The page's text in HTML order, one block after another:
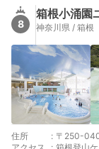
8
箱根小涌園
神奈川県 / 箱根
住所 : 〒250-